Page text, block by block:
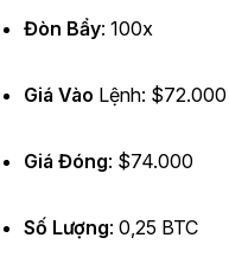
Đòn Bẩy: 100x
Giá Vào Lệnh: $72.000
Giá Đóng: $74.000
Số Lượng: 0,25 BTC